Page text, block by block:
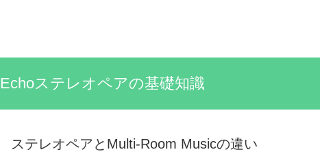
Echoステレオペアの基礎知識
ステレオペアとMulti-Room Musicの違い